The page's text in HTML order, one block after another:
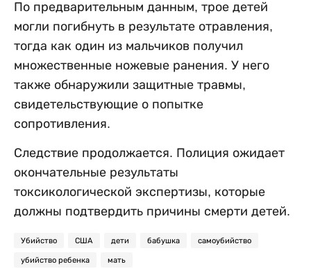
По предварительным данным, трое детей
могли погибнуть в результате отравления,
тогда как один из мальчиков получил
множественные ножевые ранения. У него
также обнаружили защитные травмы,
свидетельствующие о попытке
сопротивления.
Следствие продолжается. Полиция ожидает
окончательные результаты
токсикологической экспертизы, которые
должны подтвердить причины смерти детей.
Убийство США дети бабушка самоубийство
убийство ребенка мать